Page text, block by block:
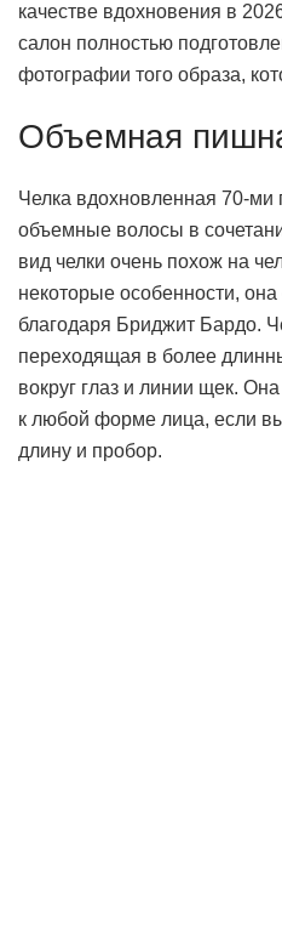
качестве вдохновения в
салон полностью
фотографии того образа,
Объемная
Челка вдохновленная 70-ми
объемные волосы в
вид челки очень похож на
некоторые особенности,
благодаря Бриджит Бардо.
переходящая в более
вокруг глаз и линии щек.
к любой форме лица, если
длину и пробор.